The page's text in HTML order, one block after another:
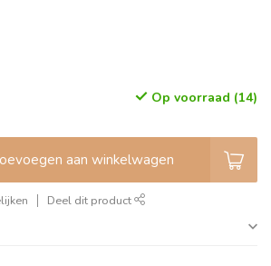
Op voorraad (14)
aan winkelwagen
Deel dit product